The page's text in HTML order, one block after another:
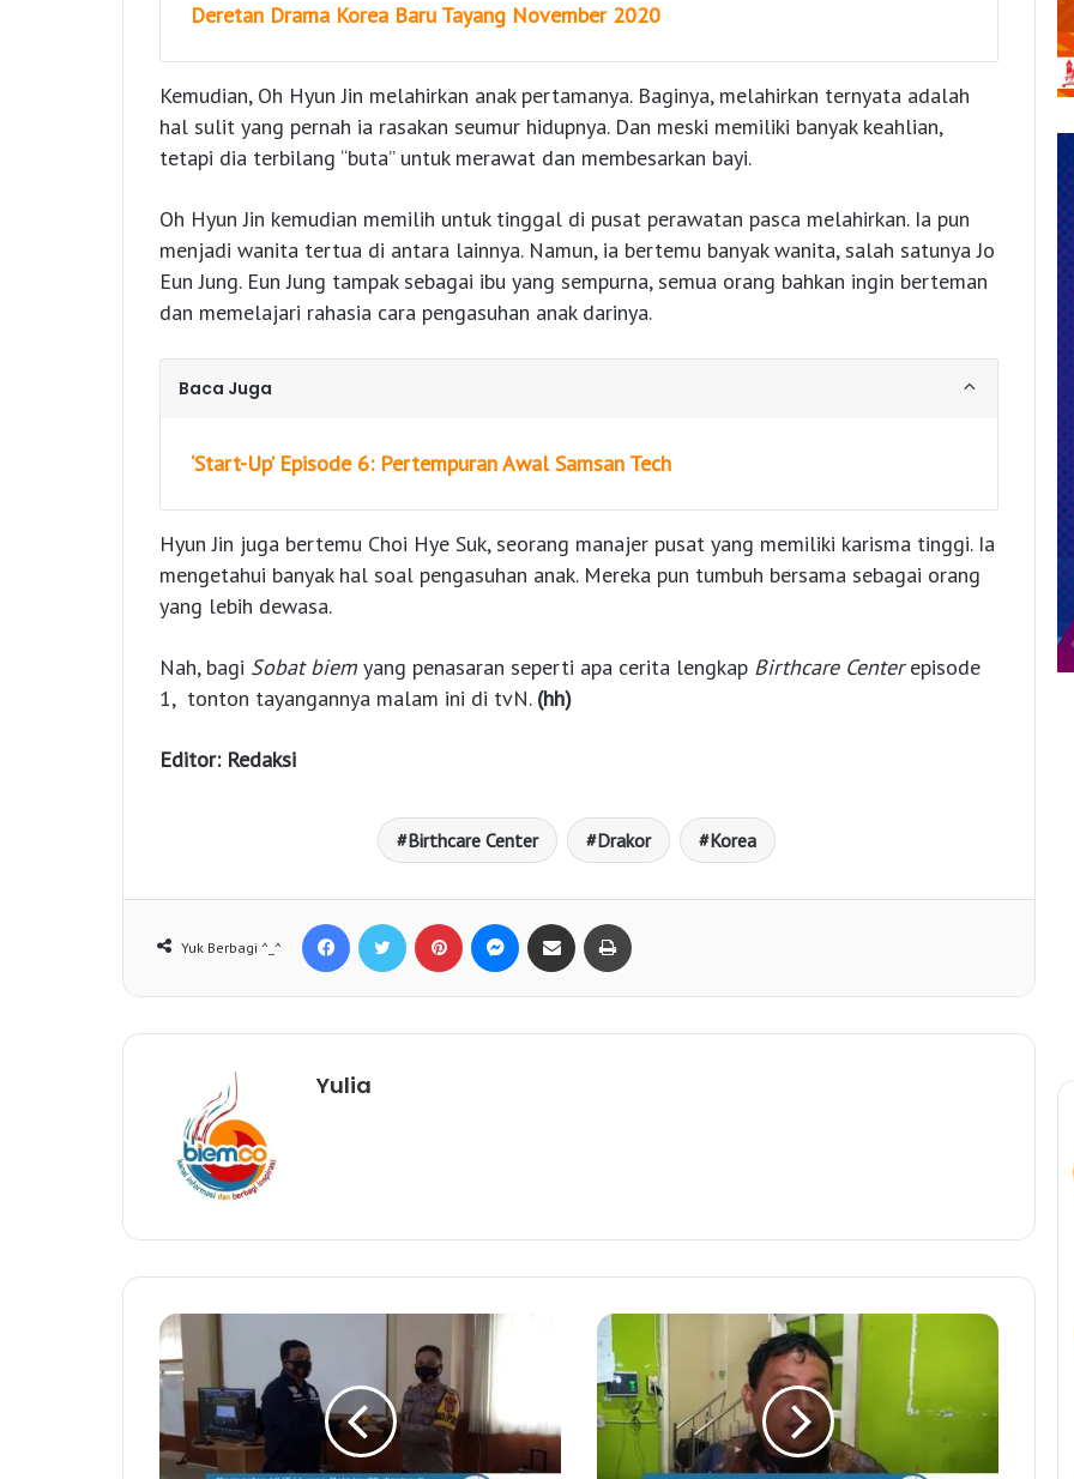
Deretan Drama Korea Baru Tayang November 2020
Kemudian, Oh Hyun Jin melahirkan anak pertamanya. Baginya, melahirkan ternyata adalah
hal sulit yang pernah ia rasakan seumur hidupnya. Dan meski memiliki banyak keahlian,
tetapi dia terbilang “buta” untuk merawat dan membesarkan bayi.
Oh Hyun Jin kemudian memilih untuk tinggal di pusat perawatan pasca melahirkan. Ia pun
menjadi wanita tertua di antara lainnya. Namun, ia bertemu banyak wanita, salah satunya Jo
Eun Jung. Eun Jung tampak sebagai ibu yang sempurna, semua orang bahkan ingin berteman
dan memelajari rahasia cara pengasuhan anak darinya.
Baca Juga
‘Start-Up’ Episode 6: Pertempuran Awal Samsan Tech
Hyun Jin juga bertemu Choi Hye Suk, seorang manajer pusat yang memiliki karisma tinggi. Ia
mengetahui banyak hal soal pengasuhan anak. Mereka pun tumbuh bersama sebagai orang
yang lebih dewasa.
Nah, bagi Sobat biem yang penasaran seperti apa cerita lengkap Birthcare Centerepisode
1, tonton tayangannya malam ini di tvN. (hh)
Editor: Redaksi
Birthcare Center Drakor Korea
Yuk Berbagi ^_^
Yulia